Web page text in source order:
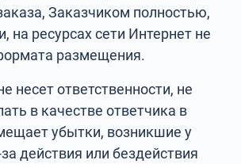
Заказчиком полностью,
на ресурсах сети Интернет не
размещения.
несет ответственности, не
в качестве ответчика в
убытки, возникшие у
действия или бездействия